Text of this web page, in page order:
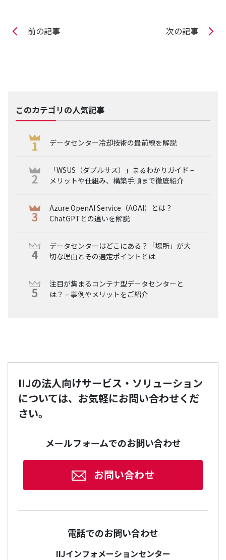
前の記事 次の記事
このカテゴリの人気記事
データセンター冷却技術の最前線を解説
「WSUS（ダブルサス）」まるわかりガイド –
メリットや仕組み、構築手順まで徹底紹介
Azure OpenAI Service（AOAI）とは？
ChatGPTとの違いを解説
データセンターはどこにある？「場所」が大
切な理由とその選定ポイントとは
注目が集まるコンテナ型データセンターと
は？ – 事例やメリットをご紹介
IIJの法人向けサービス・ソリューション
については、お気軽にお問い合わせくだ
さい。
メールフォームでのお問い合わせ
お問い合わせ
電話でのお問い合わせ
IIJインフォメーションセンター